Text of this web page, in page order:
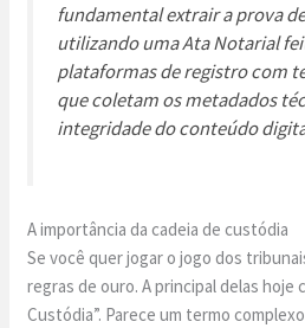
fundamental extrair a prova
utilizando uma Ata Notarial
plataformas de registro com
que coletam os metadados
integridade do conteúdo
A importância da cadeia de custódia
Se você quer jogar o jogo dos
regras de ouro. A principal delas hoje
Custódia”. Parece um termo